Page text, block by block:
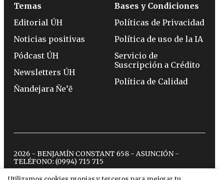
Temas
Editorial ÚH
Noticias positivas
Pódcast ÚH
Newsletters ÚH
Ñandejara Ñe’ẽ
Bases y Condiciones
Políticas de Privacidad
Política de uso de la IA
Servicio de
Suscripción a Crédito
Política de Calidad
2026 - BENJAMÍN CONSTANT 658 - ASUNCIÓN -
TELÉFONO: (0994) 715 715